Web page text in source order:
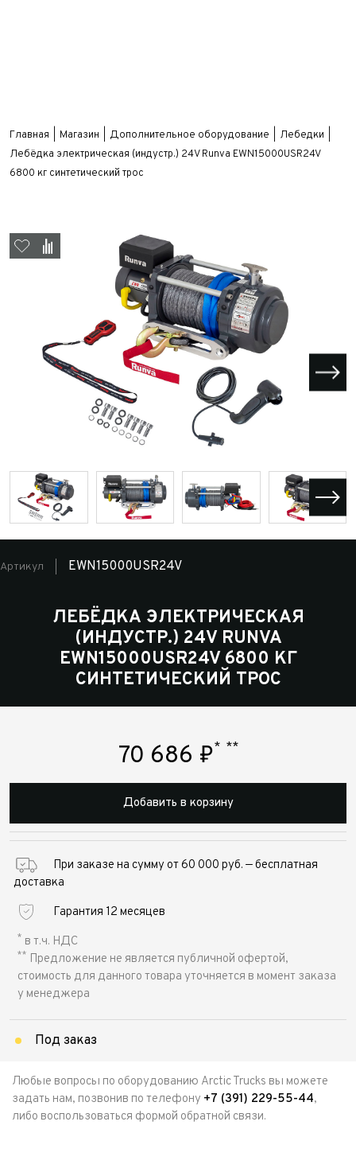
Главная Магазин Дополнительное оборудование
Лебедки
Лебёдка электрическая (индустр.) 24V Runva EWN15000USR24V
6800 кг синтетический трос
Артикул EWN15000USR24V
ЛЕБЁДКА ЭЛЕКТРИЧЕСКАЯ
(ИНДУСТР.) 24V RUNVA
EWN15000USR24V 6800 КГ
СИНТЕТИЧЕСКИЙ ТРОС
70 686 ₽* **
Добавить в корзину
При заказе на сумму от 60 000 руб. — бесплатная
доставка
Гарантия 12 месяцев
* в т.ч. НДС
** Предложение не является публичной офертой,
стоимость для данного товара уточняется в момент заказа
у менеджера
Под заказ
Любые вопросы по оборудованию Arctic Trucks вы можете
задать нам, позвонив по телефону +7 (391) 229-55-44,
либо воспользоваться формой обратной связи.